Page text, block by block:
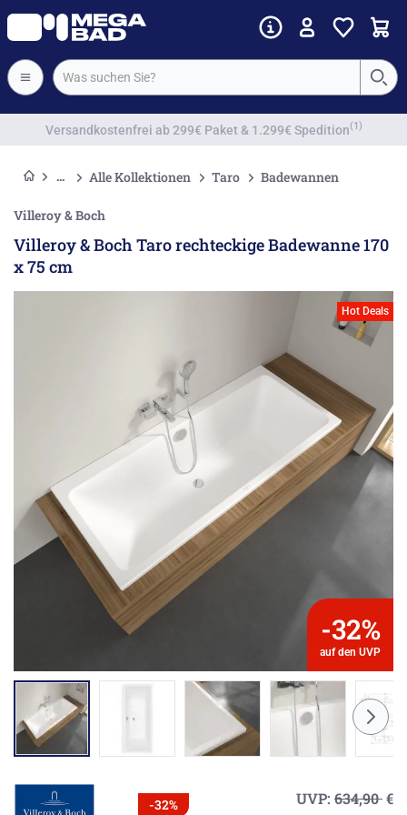
Vorkassenrabatt
Alle Kollektionen Taro Badewannen
Villeroy & Boch
Villeroy & Boch Taro rechteckige Badewanne 170
x 75 cm
Hot Deals
-32%
auf den UVP
-32% UVP: 634,90€